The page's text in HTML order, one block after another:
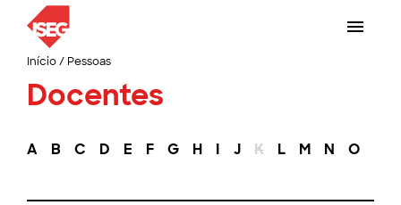
Início/ Pessoas
Docentes
A B C D E F G H I J K L M N O